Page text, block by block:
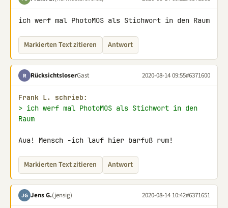
ich werf mal PhotoMOS als Stichwort in den Raum
Markierten Text zitieren Antwort
R RücksichtsloserGast 2020-08-14 09:55#6371600
Frank L. schrieb:
> ich werf mal PhotoMOS als Stichwort in den
Raum
Aua! Mensch -ich lauf hier barfuß rum!
Markierten Text zitieren Antwort
JG Jens G.(jensig) 2020-08-14 10:42#6371651